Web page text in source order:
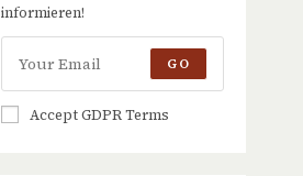
informieren!
GO
Accept GDPR Terms